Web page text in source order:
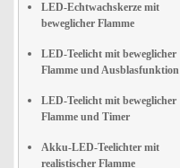
LED-Echtwachskerze mit
beweglicher Flamme
LED-Teelicht mit beweglicher
Flamme und Ausblasfunktion
LED-Teelicht mit beweglicher
Flamme und Timer
Akku-LED-Teelichter mit
realistischer Flamme